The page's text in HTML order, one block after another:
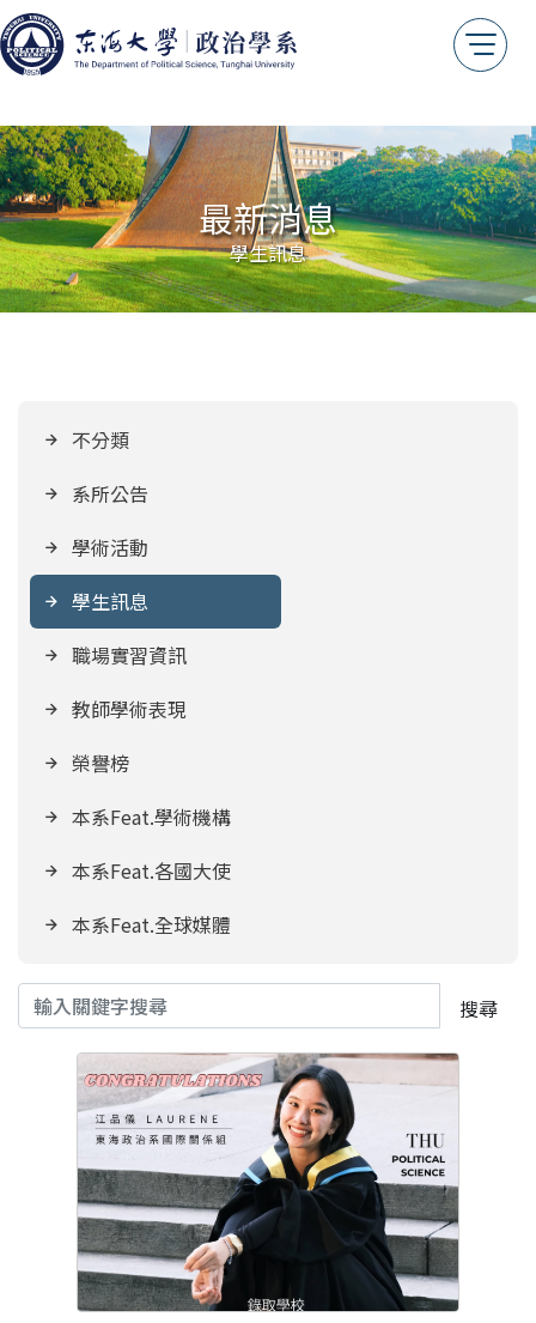
最新消息
學生訊息
不分類
系所公告
學術活動
學生訊息
職場實習資訊
教師學術表現
榮譽榜
本系Feat.學術機構
本系Feat.各國大使
本系Feat.全球媒體
搜尋